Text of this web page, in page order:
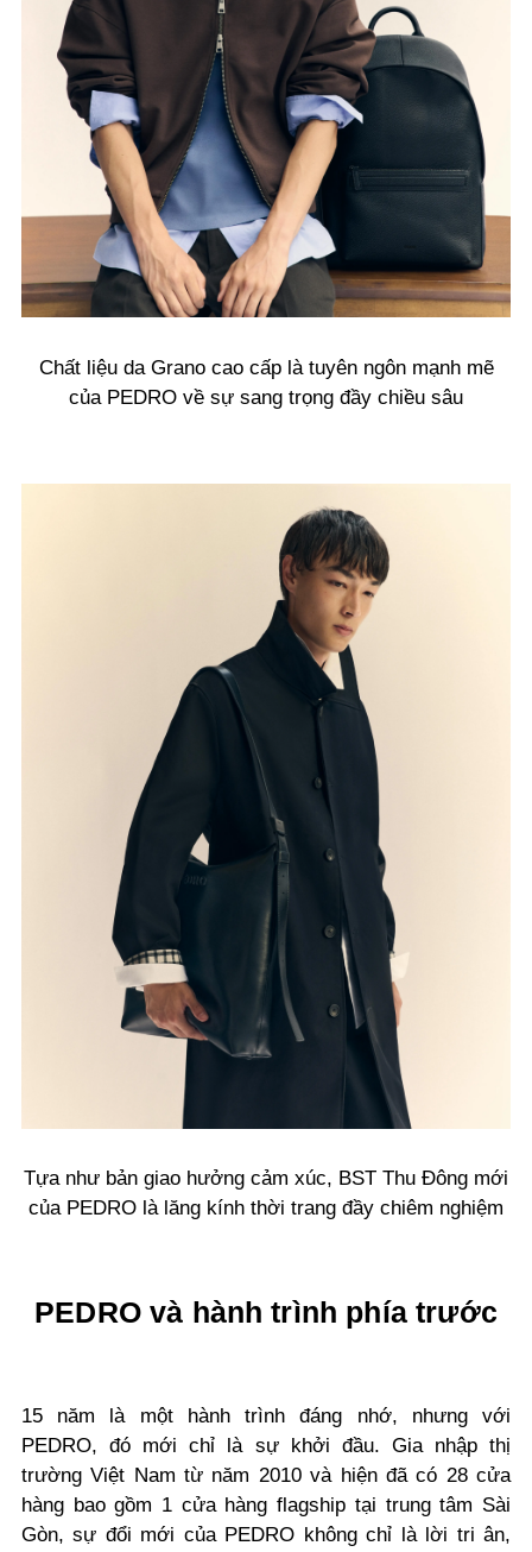
Chất liệu da Grano cao cấp là tuyên ngôn mạnh mẽ
của PEDRO về sự sang trọng đầy chiều sâu
Tựa như bản giao hưởng cảm xúc, BST Thu Đông mới
của PEDRO là lăng kính thời trang đầy chiêm nghiệm
PEDRO và hành trình phía trước
15 năm là một hành trình đáng nhớ, nhưng với
PEDRO, đó mới chỉ là sự khởi đầu. Gia nhập thị
trường Việt Nam từ năm 2010 và hiện đã có 28 cửa
hàng bao gồm 1 cửa hàng flagship tại trung tâm Sài
Gòn, sự đổi mới của PEDRO không chỉ là lời tri ân,